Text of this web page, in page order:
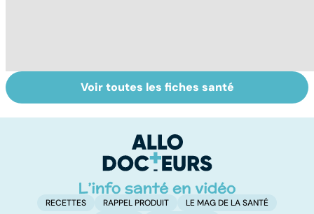
Mort subite du
nourrisson :
Tout savoir sur
les infections
Voir toutes les fiches santé
RECETTES RAPPEL PRODUIT LE MAG DE LA SANTÉ